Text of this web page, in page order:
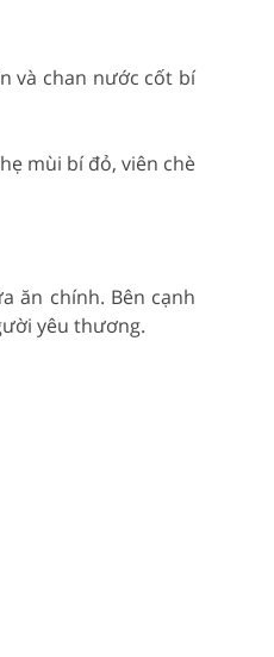
và chan nước cốt bí
mùi bí đỏ, viên chè
ăn chính. Bên cạnh
yêu thương.